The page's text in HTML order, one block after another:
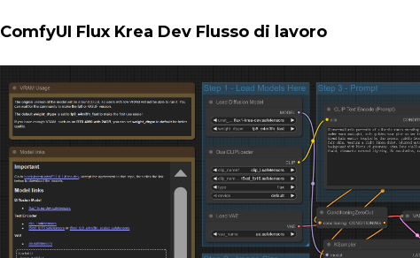
ComfyUI Flux Krea Dev Flusso di lavoro